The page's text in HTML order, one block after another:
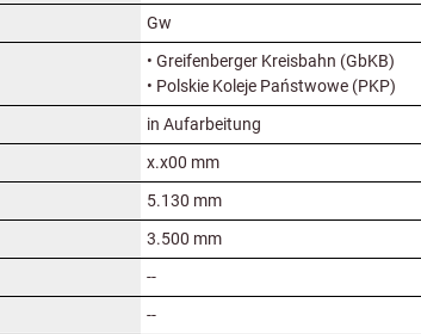
Gw
• Greifenberger Kreisbahn (GbKB)
• Polskie Koleje Państwowe (PKP)
in Aufarbeitung
x.x00 mm
5.130 mm
3.500 mm
--
--